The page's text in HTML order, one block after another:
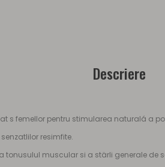
Descriere
s femellor pentru stimularea naturalá a
resimfite.
muscular si a stärli generale de